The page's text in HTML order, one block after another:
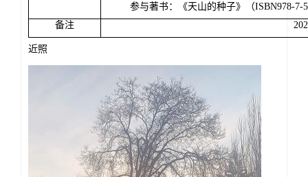
参与著书：《天山的种子》（ISBN978-7-
备注
近照